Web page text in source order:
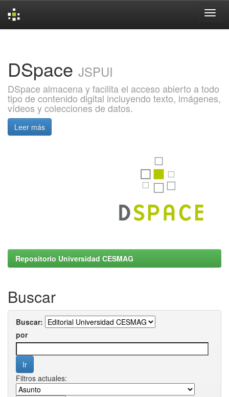
DSpace JSPUI
DSpace almacena y facilita el acceso abierto a todo
tipo de contenido digital incluyendo texto, imágenes,
vídeos y colecciones de datos.
Leer más
Repositorio Universidad CESMAG
Buscar
Buscar:
por
Filtros actuales: